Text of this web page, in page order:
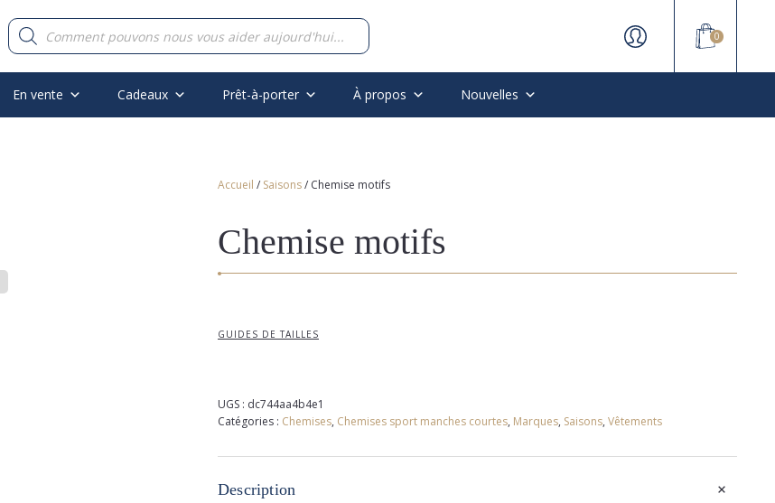
Recherche
de
produits
0
En vente Cadeaux Prêt-à-porter À propos Nouvelles
Accueil / Saisons/ Chemise motifs
Chemise motifs
GUIDES DE TAILLES
UGS : dc744aa4b4e1
Catégories : Chemises, Chemises sport manches courtes, Marques, Saisons, Vêtements
Description +